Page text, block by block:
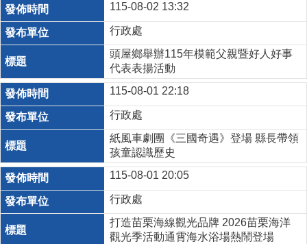
115-08-02 13:32
行政處
頭屋鄉舉辦115年模範父親暨好人好事
代表表揚活動
115-08-01 22:18
行政處
紙風車劇團《三國奇遇》登場 縣長帶領
孩童認識歷史
115-08-01 20:05
行政處
打造苗栗海線觀光品牌 2026苗栗海洋
觀光季活動通霄海水浴場熱鬧登場